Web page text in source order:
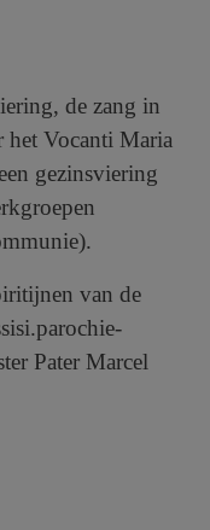
de zang in
Vocanti Maria
gezinsviering
van de
Pater Marcel